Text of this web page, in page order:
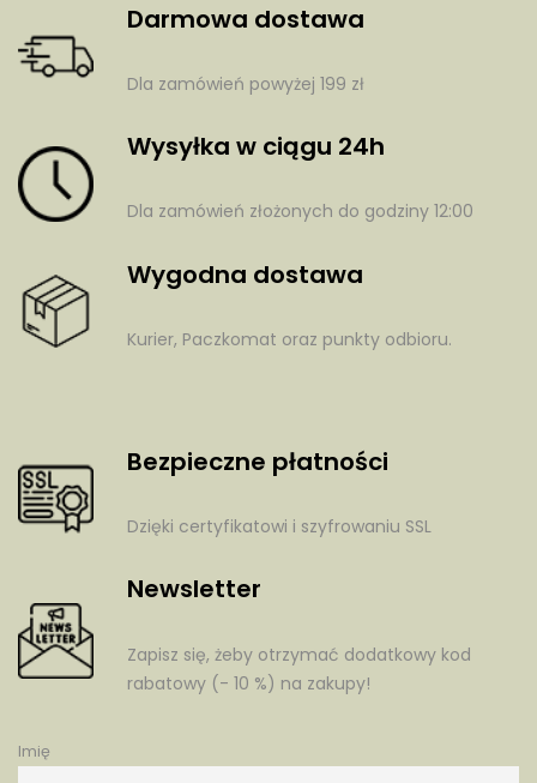
Darmowa dostawa
Dla zamówień powyżej 199 zł
Wysyłka w ciągu 24h
Dla zamówień złożonych do godziny 12:00
Wygodna dostawa
Kurier, Paczkomat oraz punkty odbioru.
Bezpieczne płatności
Dzięki certyfikatowi i szyfrowaniu SSL
Newsletter
Zapisz się, żeby otrzymać dodatkowy kod
rabatowy (- 10 %) na zakupy!
Imię